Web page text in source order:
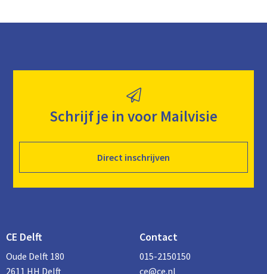
Schrijf je in voor Mailvisie
Direct inschrijven
CE Delft
Oude Delft 180
2611 HH Delft
Contact
015-2150150
ce@ce.nl